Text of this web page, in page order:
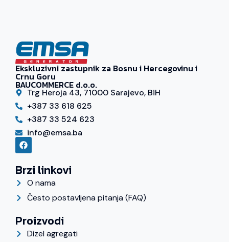
Ekskluzivni zastupnik za Bosnu i Hercegovinu i
Crnu Goru
BAUCOMMERCE d.o.o.
Trg Heroja 43, 71000 Sarajevo, BiH
+387 33 618 625
+387 33 524 623
info@emsa.ba
Brzi linkovi
O nama
Često postavljena pitanja (FAQ)
Proizvodi
Dizel agregati